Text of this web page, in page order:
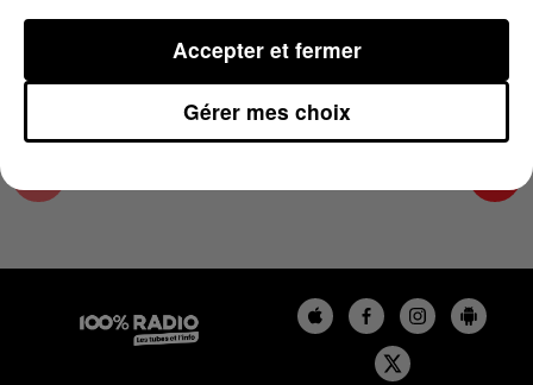
Les infos de l'Aude
Gérer mes choix
Accepter et fermer